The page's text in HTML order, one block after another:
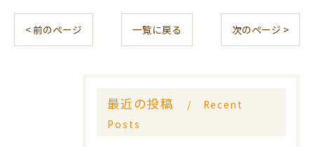
< 前のページ 一覧に戻る 次のページ >
最近の投稿
Recent
Posts